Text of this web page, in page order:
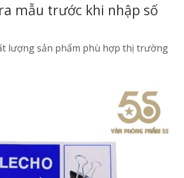
mẫu trước khi nhập số
lượng sản phẩm phù hợp thị trường